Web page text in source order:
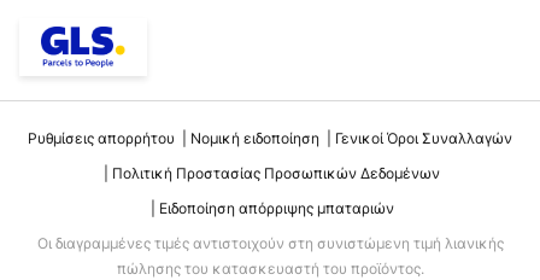
Ρυθμίσεις απορρήτου Νομική ειδοποίηση
Γενικοί Όροι Συναλλαγών
Πολιτική Προστασίας Προσωπικών Δεδομένων
Ειδοποίηση απόρριψης μπαταριών
Οι διαγραμμένες τιμές αντιστοιχούν στη συνιστώμενη τιμή λιανικής
πώλησης του κατασκευαστή του προϊόντος.